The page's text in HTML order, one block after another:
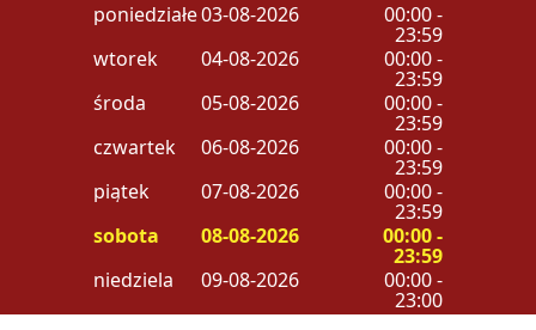
poniedziałek03-08-2026 00:00 -
23:59
wtorek
04-08-2026 00:00 -
23:59
środa
05-08-2026 00:00 -
23:59
czwartek
06-08-2026 00:00 -
23:59
piątek
07-08-2026 00:00 -
23:59
sobota
08-08-2026 00:00 -
23:59
niedziela
09-08-2026 00:00 -
23:00